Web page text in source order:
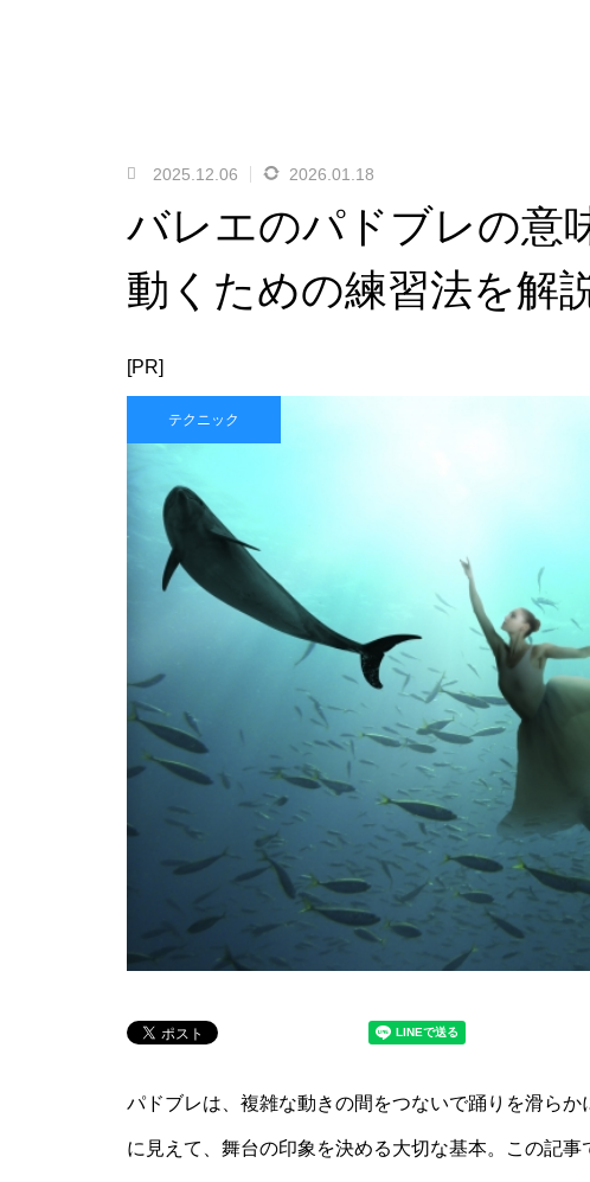
2025.12.06 2026.01.18
バレエのパドブレの意
動くための練習法を解
[PR]
テクニック
パドブレは、複雑な動きの間をつないで踊りを滑ら
に見えて、舞台の印象を決める大切な基本。この記